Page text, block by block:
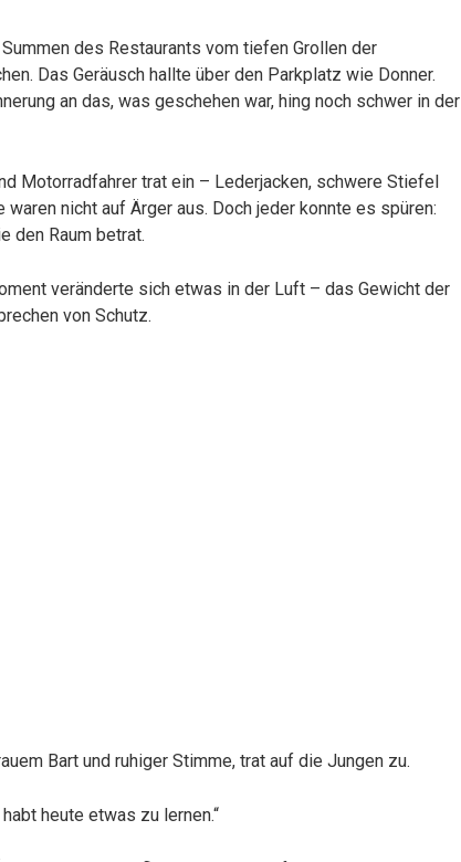
des Restaurants vom tiefen Grollen der
Das Geräusch hallte über den Parkplatz wie Donner.
an das, was geschehen war, hing noch schwer in der
Motorradfahrer trat ein – Lederjacken, schwere Stiefel
waren nicht auf Ärger aus. Doch jeder konnte es spüren:
den Raum betrat.
veränderte sich etwas in der Luft – das Gewicht der
von Schutz.
Bart und ruhiger Stimme, trat auf die Jungen zu.
heute etwas zu lernen.“